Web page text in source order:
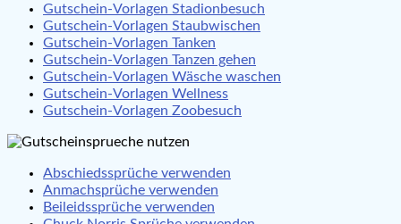
Gutschein-Vorlagen Stadionbesuch
Gutschein-Vorlagen Staubwischen
Gutschein-Vorlagen Tanken
Gutschein-Vorlagen Tanzen gehen
Gutschein-Vorlagen Wäsche waschen
Gutschein-Vorlagen Wellness
Gutschein-Vorlagen Zoobesuch
Abschiedssprüche verwenden
Anmachsprüche verwenden
Beileidssprüche verwenden